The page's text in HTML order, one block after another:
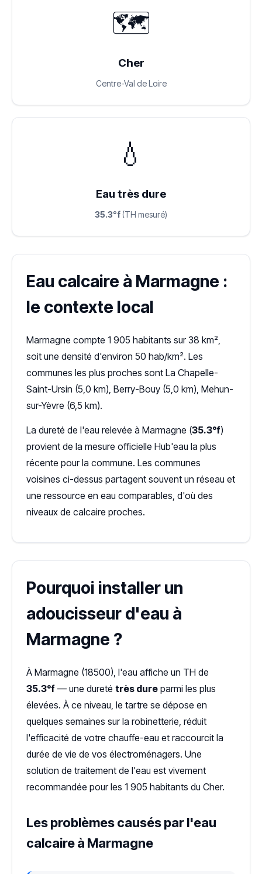
🗺️
Cher
Centre-Val de Loire
💧
Eau très dure
35.3°f (TH mesuré)
Eau calcaire à Marmagne :
le contexte local
Marmagne compte 1 905 habitants sur 38 km²,
soit une densité d'environ 50 hab/km². Les
communes les plus proches sont La Chapelle-
Saint-Ursin (5,0 km), Berry-Bouy (5,0 km), Mehun-
sur-Yèvre (6,5 km).
La dureté de l'eau relevée à Marmagne (35.3°f)
provient de la mesure officielle Hub'eau la plus
récente pour la commune. Les communes
voisines ci-dessus partagent souvent un réseau et
une ressource en eau comparables, d'où des
niveaux de calcaire proches.
Pourquoi installer un
adoucisseur d'eau à
Marmagne ?
À Marmagne (18500), l'eau affiche un TH de
35.3°f — une dureté très dure parmi les plus
élevées. À ce niveau, le tartre se dépose en
quelques semaines sur la robinetterie, réduit
l'efficacité de votre chauffe-eau et raccourcit la
durée de vie de vos électroménagers. Une
solution de traitement de l'eau est vivement
recommandée pour les 1 905 habitants du Cher.
Les problèmes causés par l'eau
calcaire à Marmagne